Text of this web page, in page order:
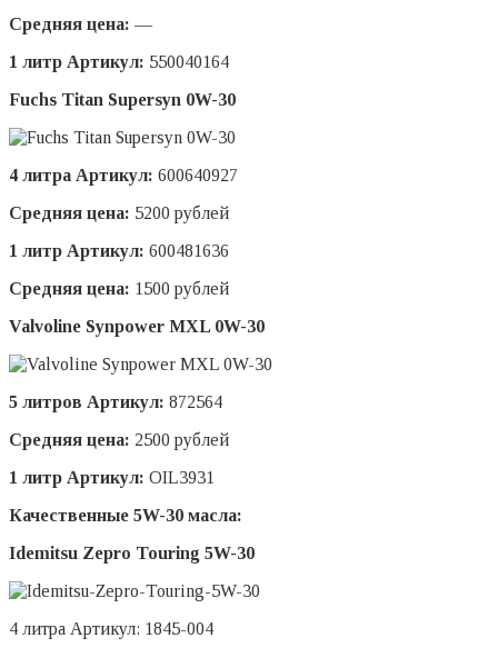
Средняя цена: —
1 литр Артикул: 550040164
Fuchs Titan Supersyn 0W-30
4 литра Артикул: 600640927
Средняя цена: 5200 рублей
1 литр Артикул: 600481636
Средняя цена: 1500 рублей
Valvoline Synpower MXL 0W-30
5 литров Артикул: 872564
Средняя цена: 2500 рублей
1 литр Артикул: OIL3931
Качественные 5W-30 масла:
Idemitsu Zepro Touring 5W-30
4 литра Артикул: 1845-004